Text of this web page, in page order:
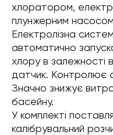
хлоратором,
плунжерним
Електролізна
автоматично
хлору в залежності
датчик. Контролює
Значно знижує
басейну.
У комплекті
калібрувальний